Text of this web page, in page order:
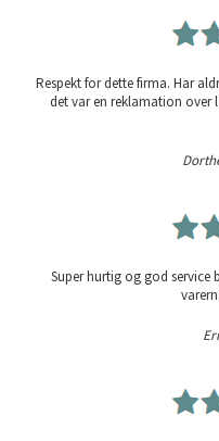
Respekt for dette firma. Har
det var en reklamation over
Super hurtig og god service